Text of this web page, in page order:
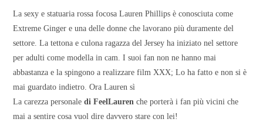
La sexy e statuaria rossa focosa Lauren Phillips è conosciuta come
Extreme Ginger e una delle donne che lavorano più duramente del
settore. La tettona e culona ragazza del Jersey ha iniziato nel settore
per adulti come modella in cam. I suoi fan non ne hanno mai
abbastanza e la spingono a realizzare film XXX; Lo ha fatto e non si è
mai guardato indietro. Ora Lauren sì
La carezza personaledi FeelLauren che porterà i fan più vicini che
mai a sentire cosa vuol dire davvero stare con lei!